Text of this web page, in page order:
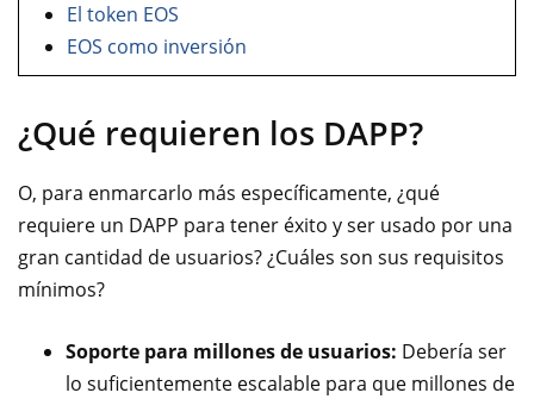
El token EOS
EOS como inversión
¿Qué requieren los DAPP?
O, para enmarcarlo más específicamente, ¿qué
requiere un DAPP para tener éxito y ser usado por una
gran cantidad de usuarios? ¿Cuáles son sus requisitos
mínimos?
Soporte para millones de usuarios: Debería ser
lo suficientemente escalable para que millones de